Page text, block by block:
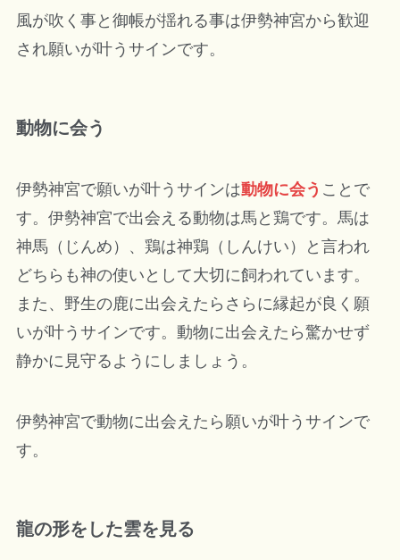
風が吹く事と御帳が揺れる事は伊勢神宮から歓迎
され願いが叶うサインです。
動物に会う
伊勢神宮で願いが叶うサインは動物に会う ことで
す。伊勢神宮で出会える動物は馬と鶏です。馬は
神馬（じんめ）、鶏は神鶏（しんけい）と言われ
どちらも神の使いとして大切に飼われています。
また、野生の鹿に出会えたらさらに縁起が良く願
いが叶うサインです。動物に出会えたら驚かせず
静かに見守るようにしましょう。
伊勢神宮で動物に出会えたら願いが叶うサインで
す。
龍の形をした雲を見る